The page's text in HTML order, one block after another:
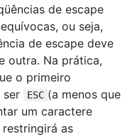
de escape
ou seja,
de escape deve
outra. Na prática,
o primeiro
ser
ESC (a menos que
um caractere
as